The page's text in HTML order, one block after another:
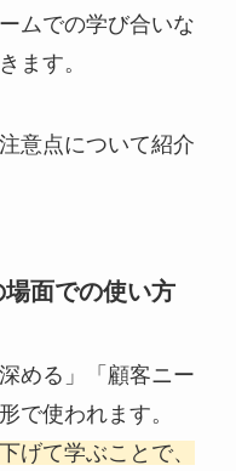
ムでの学び合いな
ます。
意点について紹介
面での使い方
める」「顧客ニー
で使われます。
げて学ぶことで、